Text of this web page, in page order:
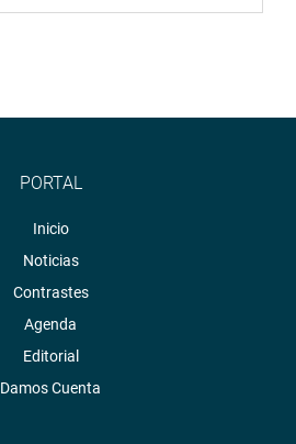
PORTAL
Inicio
Noticias
Contrastes
Agenda
Editorial
Damos Cuenta